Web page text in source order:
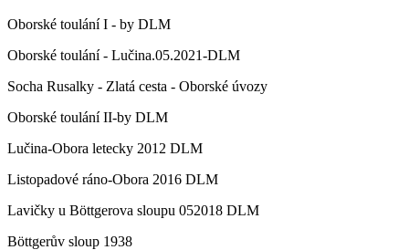
Oborské toulání I - by DLM
Oborské toulání - Lučina.05.2021-DLM
Socha Rusalky - Zlatá cesta - Oborské úvozy
Oborské toulání II-by DLM
Lučina-Obora letecky 2012 DLM
Listopadové ráno-Obora 2016 DLM
Lavičky u Böttgerova sloupu 052018 DLM
Böttgerův sloup 1938